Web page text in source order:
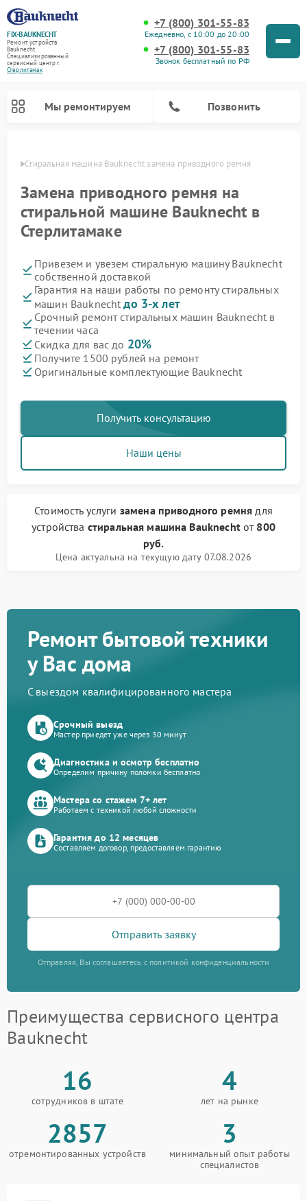
FIX-BAUKNECHT
Ремонт устройств
Bauknecht
Специализированный
cервисный центр г.
Стерлитамак
+7 (800) 301-55-83
Ежедневно, с 10:00 до 20:00
+7 (800) 301-55-83
Звонок бесплатный по РФ
Мы ремонтируем Позвонить
Стиральная машина Bauknecht замена приводного ремня
Замена приводного ремня на
стиральной машине Bauknecht в
Стерлитамаке
Привезем и увезем стиральную машину Bauknecht
собственной доставкой
Гарантия на наши работы по ремонту стиральных
машин Bauknechtдо 3-х лет
Срочный ремонт стиральных машин Bauknecht в
течении часа
Скидка для вас до 20%
Получите 1500 рублей на ремонт
Оригинальные комплектующие Bauknecht
Получить консультацию
Наши цены
Стоимость услуги замена приводного ремня для
устройства стиральная машина Bauknechtот 800
руб.
Цена актуальна на текущую дату 07.08.2026
Ремонт бытовой техники
у Вас дома
С выездом квалифицированного мастера
Срочный выезд
Мастер приедет уже через 30 минут
Диагностика и осмотр бесплатно
Определим причину поломки бесплатно
Мастера со стажем 7+ лет
Работаем с техникой любой сложности
Гарантия до 12 месяцев
Составляем договор, предоставляем гарантию
Отправить заявку
Отправляя, Вы соглашаетесь с политикой конфиденциальности
Преимущества сервисного центра
Bauknecht
16
сотрудников в штате
4
лет на рынке
2857
отремонтированных устройств
3
минимальный опыт работы
специалистов